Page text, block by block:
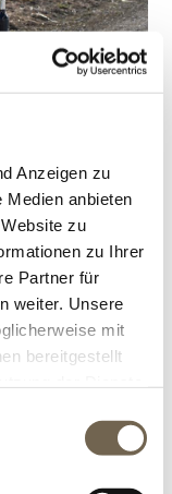
Anzeigen zu
Medien anbieten
zu
zu Ihrer
Partner für
weiter. Unsere
mit
bereitgestellt